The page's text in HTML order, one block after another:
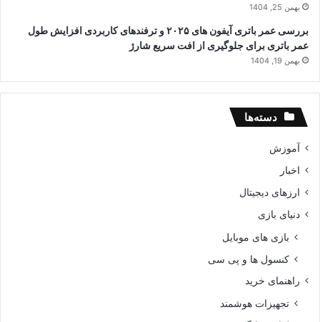
بهمن 25, 1404
بررسی عمر باتری آیفون های ۲۰۲۵ و ترفندهای کاربردی افزایش طول
عمر باتری برای جلوگیری از افت سریع شارژ
بهمن 19, 1404
دسته‌ها
آموزش
اخبار
ارزهای دیجیتال
دنیای بازی
بازی های موبایل
کنسول ها و پی سی
راهنمای خرید
تجهیزات هوشمند